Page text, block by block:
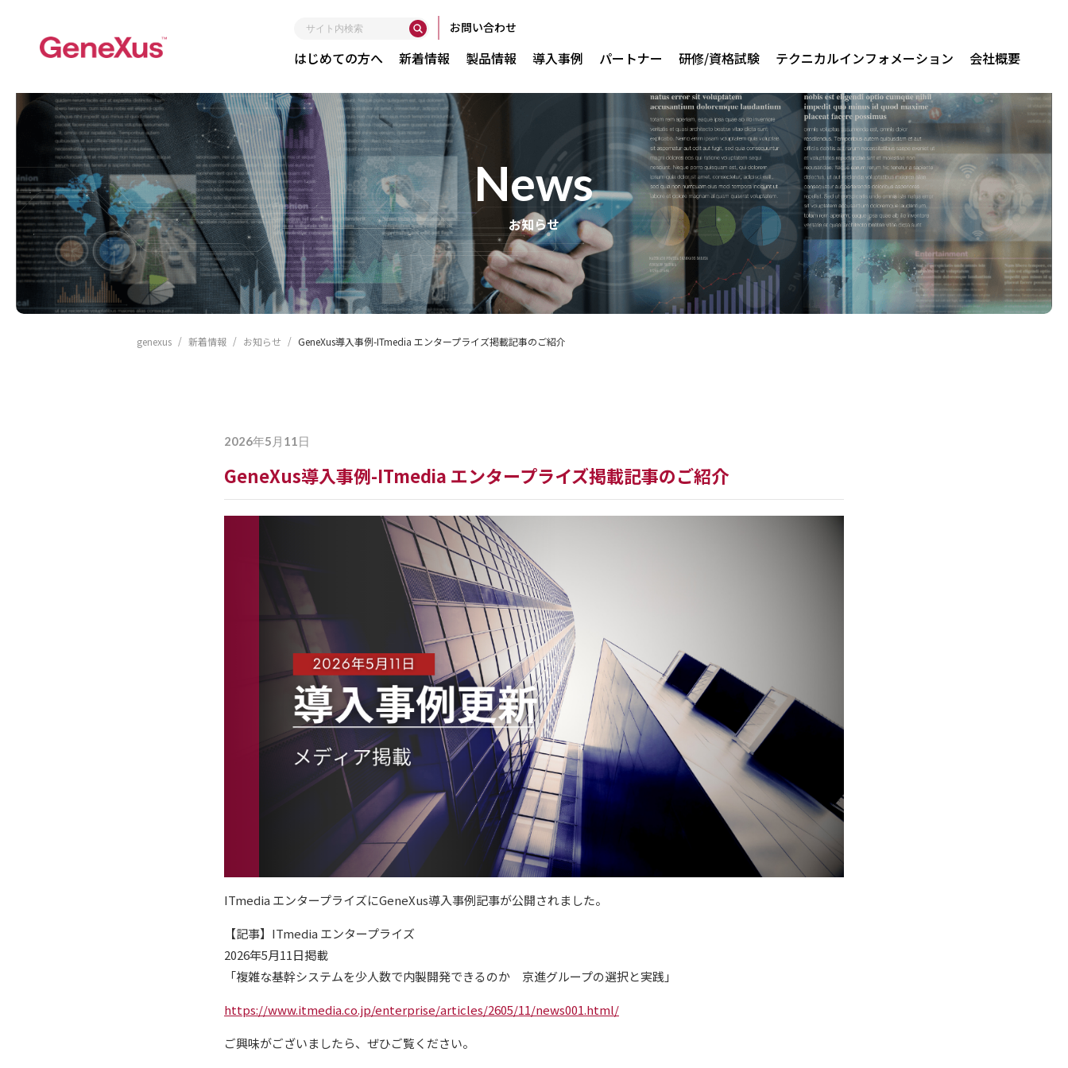
はじめての方へ 新着情報 製品情報
レガシー化しない
短期間で実現
関連製品
Globant Enterprise AI
GXserver
GXtest v4
WorkWithPlus for Audit
導入事例 パートナー 研修/資格試験 テクニカルインフォメーション 会社概要
イ
内
検
索
お問い合わせ
news
お知らせ
genexus 新着情報 お知らせ GeneXus導入事例-ITmedia エンタープライズ掲載記事のご紹介
2026年5月11日
GeneXus導入事例-ITmedia エンタープライズ掲載記事のご紹介
ITmedia エンタープライズにGeneXus導入事例記事が公開されました。
【記事】ITmedia エンタープライズ
2026年5月11日掲載
「複雑な基幹システムを少人数で内製開発できるのか 京進グループの選択と実践」
https://www.itmedia.co.jp/enterprise/articles/2605/11/news001.html/
ご興味がございましたら、ぜひご覧ください。